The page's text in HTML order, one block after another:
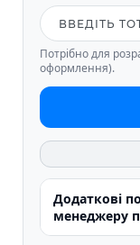
Потрібно для
оформлення).
Додаткові
менеджеру